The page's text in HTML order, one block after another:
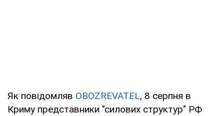
Як повідомляв OBOZREVATEL, 8 серпня в
Криму представники "силових структур" РФ